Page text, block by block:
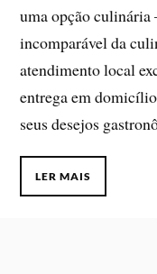
uma opção culinária
incomparável da
atendimento local
entrega em
seus desejos
LER MAIS